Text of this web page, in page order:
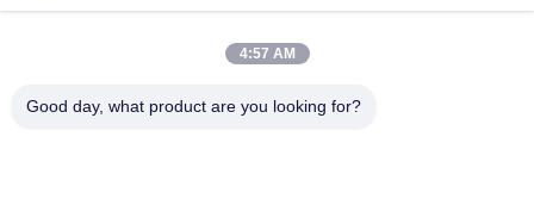
4:57 AM
Good day, what product are you looking for?